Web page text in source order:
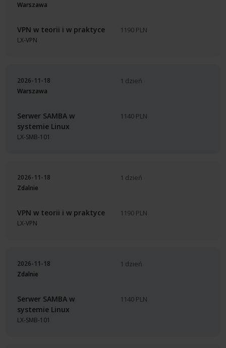
Warszawa
VPN w teorii i w praktyce
LX-VPN
1190 PLN
2026-11-18
Warszawa
Serwer SAMBA w
systemie Linux
LX-SMB-101
1 dzień
1140 PLN
2026-11-18
Zdalnie
VPN w teorii i w praktyce
LX-VPN
1 dzień
1190 PLN
2026-11-18
Zdalnie
Serwer SAMBA w
systemie Linux
LX-SMB-101
1 dzień
1140 PLN